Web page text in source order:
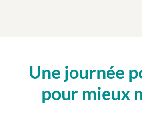
Une journée
pour mieux